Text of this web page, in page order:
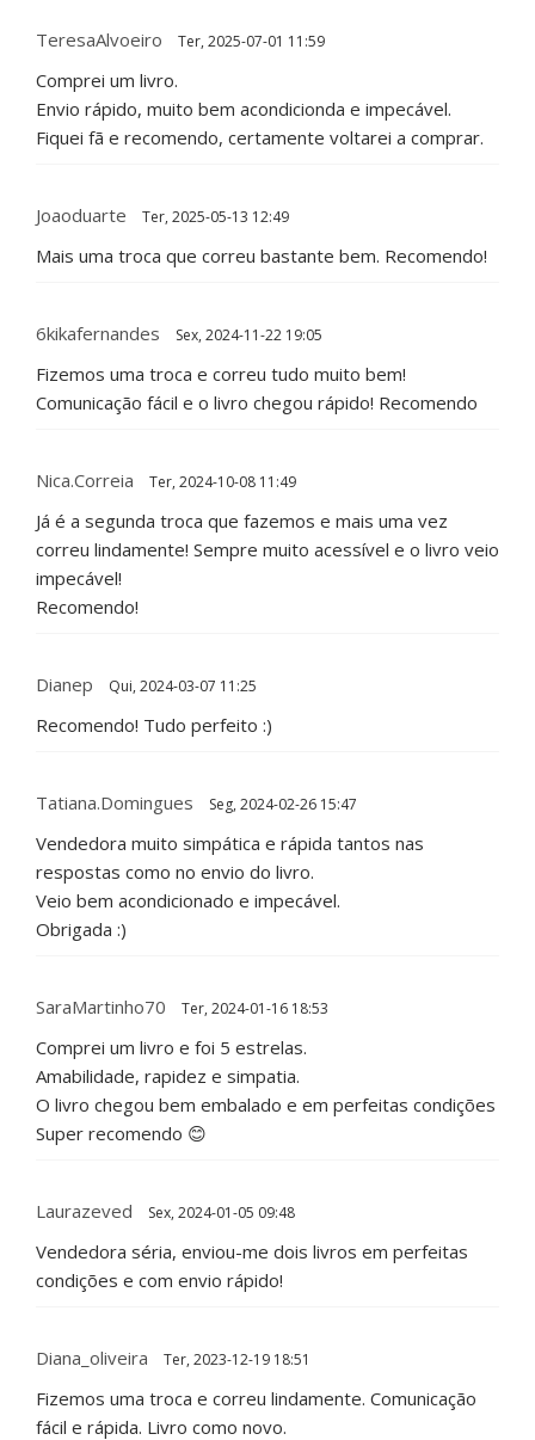
TeresaAlvoeiro Ter, 2025-07-01 11:59
Comprei um livro.
Envio rápido, muito bem acondicionda e impecável.
Fiquei fã e recomendo, certamente voltarei a comprar.
Joaoduarte Ter, 2025-05-13 12:49
Mais uma troca que correu bastante bem. Recomendo!
6kikafernandes Sex, 2024-11-22 19:05
Fizemos uma troca e correu tudo muito bem!
Comunicação fácil e o livro chegou rápido! Recomendo
Nica.correia Ter, 2024-10-08 11:49
Já é a segunda troca que fazemos e mais uma vez
correu lindamente! Sempre muito acessível e o livro veio
impecável!
Recomendo!
Dianep Qui, 2024-03-07 11:25
Recomendo! Tudo perfeito :)
Tatiana.Domingues Seg, 2024-02-26 15:47
Vendedora muito simpática e rápida tantos nas
respostas como no envio do livro.
Veio bem acondicionado e impecável.
Obrigada :)
SaraMartinho70 Ter, 2024-01-16 18:53
Comprei um livro e foi 5 estrelas.
Amabilidade, rapidez e simpatia.
O livro chegou bem embalado e em perfeitas condições
Super recomendo 😊
Laurazeved Sex, 2024-01-05 09:48
Vendedora séria, enviou-me dois livros em perfeitas
condições e com envio rápido!
Diana_oliveira Ter, 2023-12-19 18:51
Fizemos uma troca e correu lindamente. Comunicação
fácil e rápida. Livro como novo.